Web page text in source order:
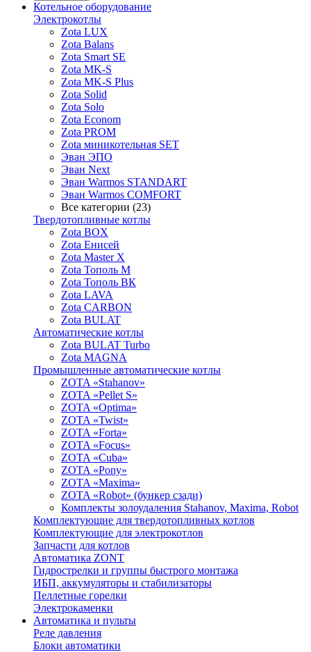
Котельное оборудование
Электрокотлы
Zota LUX
Zota Balans
Zota Smart SE
Zota MK-S
Zota MK-S Plus
Zota Solid
Zota Solo
Zota Econom
Zota PROM
Zota миникотельная SET
Эван ЭПО
Эван Next
Эван Warmos STANDART
Эван Warmos COMFORT
Все категории (23)
Твердотопливные котлы
Zota BOX
Zota Енисей
Zota Master X
Zota Тополь М
Zota Тополь ВК
Zota LAVA
Zota CARBON
Zota BULAT
Автоматические котлы
Zota BULAT Turbo
Zota MAGNA
Промышленные автоматические котлы
ZOTA «Stahanov»
ZOTA «Pellet S»
ZOTA «Optima»
ZOTA «Twist»
ZOTA «Forta»
ZOTA «Focus»
ZOTA «Cuba»
ZOTA «Pony»
ZOTA «Maxima»
ZOTA «Robot» (бункер сзади)
Комплекты золоудаления Stahanov, Maxima, Robot
Комплектующие для твердотопливных котлов
Комплектующие для электрокотлов
Запчасти для котлов
Автоматика ZONT
Гидрострелки и группы быстрого монтажа
ИБП, аккумуляторы и стабилизаторы
Пеллетные горелки
Электрокаменки
Автоматика и пульты
Реле давления
Блоки автоматики